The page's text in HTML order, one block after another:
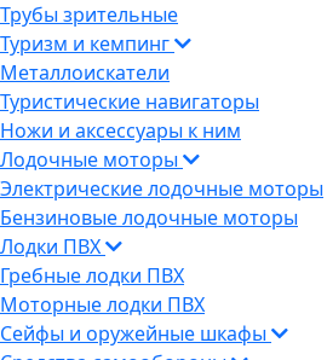
Трубы зрительные
Туризм и кемпинг
Металлоискатели
Туристические навигаторы
Ножи и аксессуары к ним
Лодочные моторы
Электрические лодочные моторы
Бензиновые лодочные моторы
Лодки ПВХ
Гребные лодки ПВХ
Моторные лодки ПВХ
Сейфы и оружейные шкафы